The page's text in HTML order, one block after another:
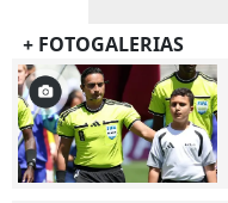
+ FOTOGALERIAS